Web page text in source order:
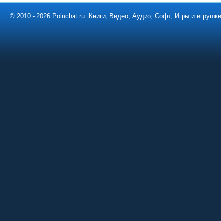
© 2010 - 2026 Poluchat.ru: Книги, Видео, Аудио, Софт, Игры и